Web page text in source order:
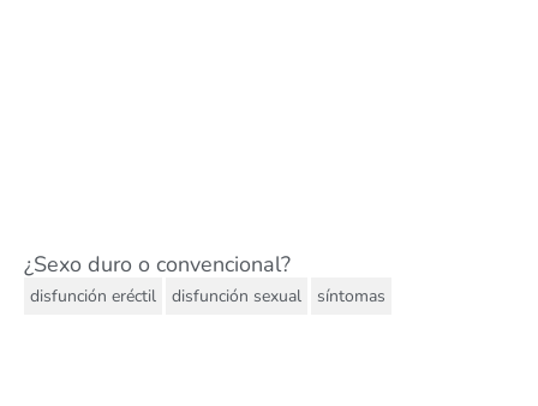
¿Sexo duro o convencional?
disfunción eréctil disfunción sexual síntomas